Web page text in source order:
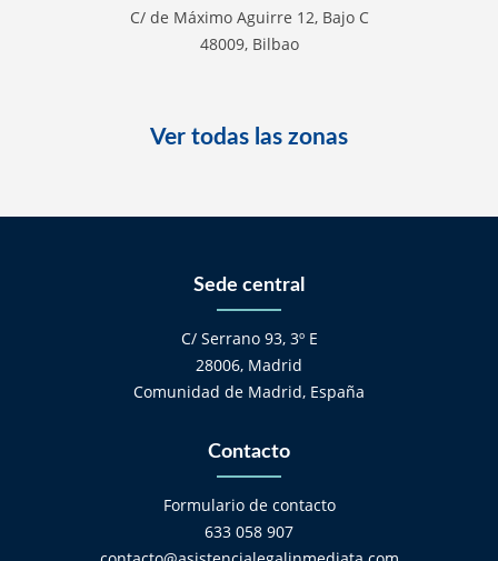
C/ de Máximo Aguirre 12, Bajo C
48009, Bilbao
Ver todas las zonas
Sede central
C/ Serrano 93, 3º E
28006, Madrid
Comunidad de Madrid, España
Contacto
Formulario de contacto
633 058 907